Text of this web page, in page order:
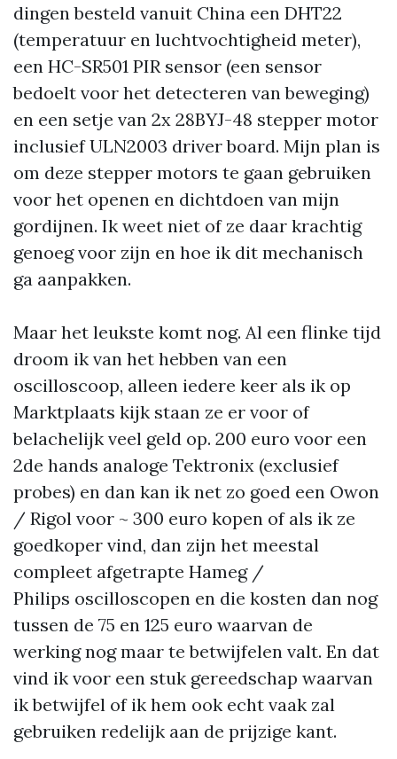
dingen besteld vanuit China een DHT22
(temperatuur en luchtvochtigheid meter),
een HC-SR501 PIR sensor (een sensor
bedoelt voor het detecteren van beweging)
en een setje van 2x 28BYJ-48 stepper motor
inclusief ULN2003 driver board. Mijn plan is
om deze stepper motors te gaan gebruiken
voor het openen en dichtdoen van mijn
gordijnen. Ik weet niet of ze daar krachtig
genoeg voor zijn en hoe ik dit mechanisch
ga aanpakken.
Maar het leukste komt nog. Al een flinke tijd
droom ik van het hebben van een
oscilloscoop, alleen iedere keer als ik op
Marktplaats kijk staan ze er voor of
belachelijk veel geld op. 200 euro voor een
2de hands analoge Tektronix (exclusief
probes) en dan kan ik net zo goed een Owon
/ Rigol voor ~ 300 euro kopen of als ik ze
goedkoper vind, dan zijn het meestal
compleet afgetrapte Hameg /
Philips oscilloscopen en die kosten dan nog
tussen de 75 en 125 euro waarvan de
werking nog maar te betwijfelen valt. En dat
vind ik voor een stuk gereedschap waarvan
ik betwijfel of ik hem ook echt vaak zal
gebruiken redelijk aan de prijzige kant.